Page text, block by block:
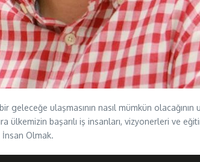
ulaşmasının nasıl mümkün olacağının
ülkemizin başarılı iş insanları, vizyonerleri ve
İnsan Olmak.